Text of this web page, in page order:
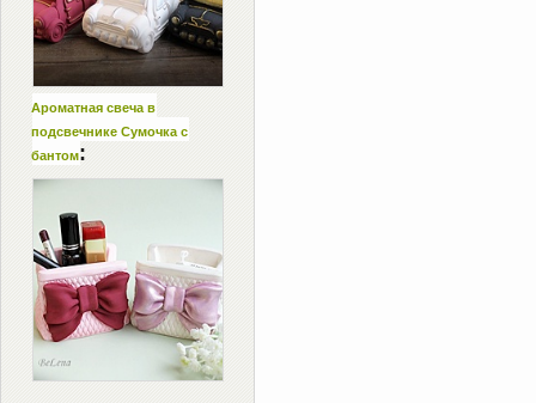
Ароматная свеча в
подсвечнике Сумочка с
бантом: